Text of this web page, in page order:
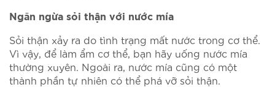
Ngăn ngừa sỏi thận với nước mía
Sỏi thận xảy ra do tình trạng mất nước trong cơ thể.
Vì vậy, để làm ẩm cơ thể, bạn hãy uống nước mía
thường xuyên. Ngoài ra, nước mía cũng có một
thành phần tự nhiên có thể phá vỡ sỏi thận.